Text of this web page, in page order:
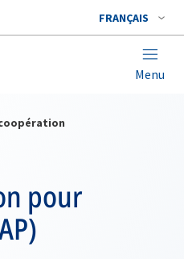
FRANÇAIS
Menu
pour